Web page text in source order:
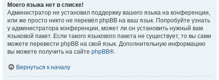
Моего языка нет в списке!
Администратор не установил поддержку вашего языка на конференции,
или же просто никто не перевёл phpBB на ваш язык. Попробуйте узнать
у администратора конференции, может ли он установить нужный вам
языковой пакет. Если такого языкового пакета не существует, то вы сами
можете перевести phpBB на свой язык. Дополнительную информацию
вы можете получить на сайте phpBB®.
Вернуться к началу